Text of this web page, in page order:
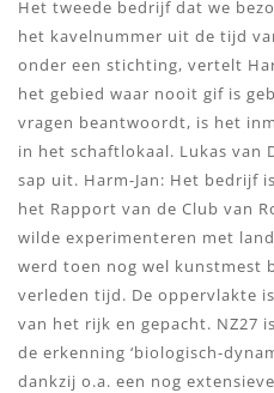
Het tweede bedrijf dat we
het kavelnummer uit de tijd
onder een stichting, vertelt
het gebied waar nooit gif is
vragen beantwoordt, is het
in het schaftlokaal. Lukas van
sap uit. Harm-Jan: Het bedrijf
het Rapport van de Club van
wilde experimenteren met
werd toen nog wel kunstmest
verleden tijd. De oppervlakte
van het rijk en gepacht. NZ27
de erkenning ‘biologisch-
dankzij o.a. een nog